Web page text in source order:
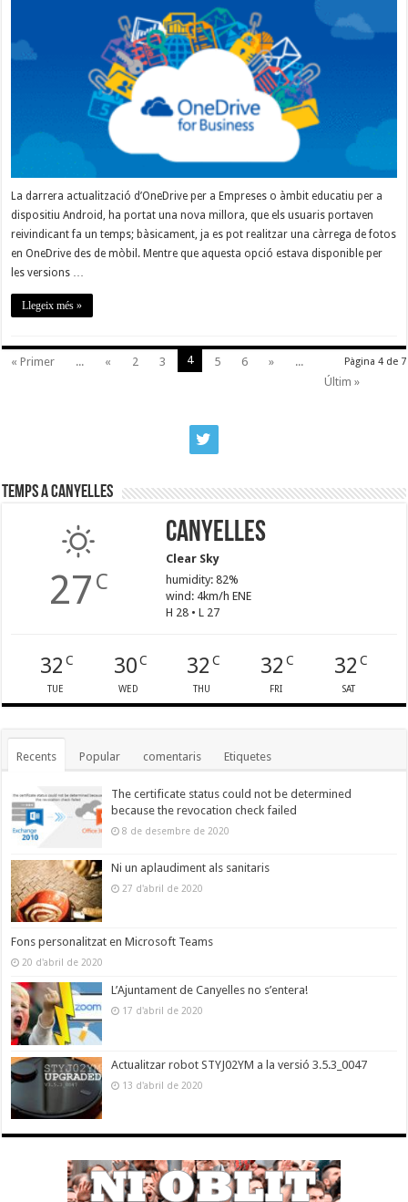
OneDrive
Android
per
Empreses
o
Educatiu
La darrera actualització d’OneDrive per a Empreses o àmbit educatiu per a
dispositiu Android, ha portat una nova millora, que els usuaris portaven
reivindicant fa un temps; bàsicament, ja es pot realitzar una càrrega de fotos
en OneDrive des de mòbil. Mentre que aquesta opció estava disponible per
les versions …
Llegeix més »
Pàgina 4 de 7
« Primer ... « 2 3 4 5 6 »
...
Últim »
Temps a Canyelles
27 C
Canyelles
Clear Sky
humidity: 82%
wind: 4km/h ENE
H 28 • L 27
32 C
TUE
30C
WED
32 C
THU
32 C
FRI
32 C
SAT
Recents Popular comentaris Etiquetes
The certificate status could not be determined
because the revocation check failed
8 de desembre de 2020
Ni un aplaudiment als sanitaris
27 d'abril de 2020
Fons personalitzat en Microsoft Teams
20 d'abril de 2020
L’Ajuntament de Canyelles no s’entera!
17 d'abril de 2020
Actualitzar robot STYJ02YM a la versió 3.5.3_0047
13 d'abril de 2020